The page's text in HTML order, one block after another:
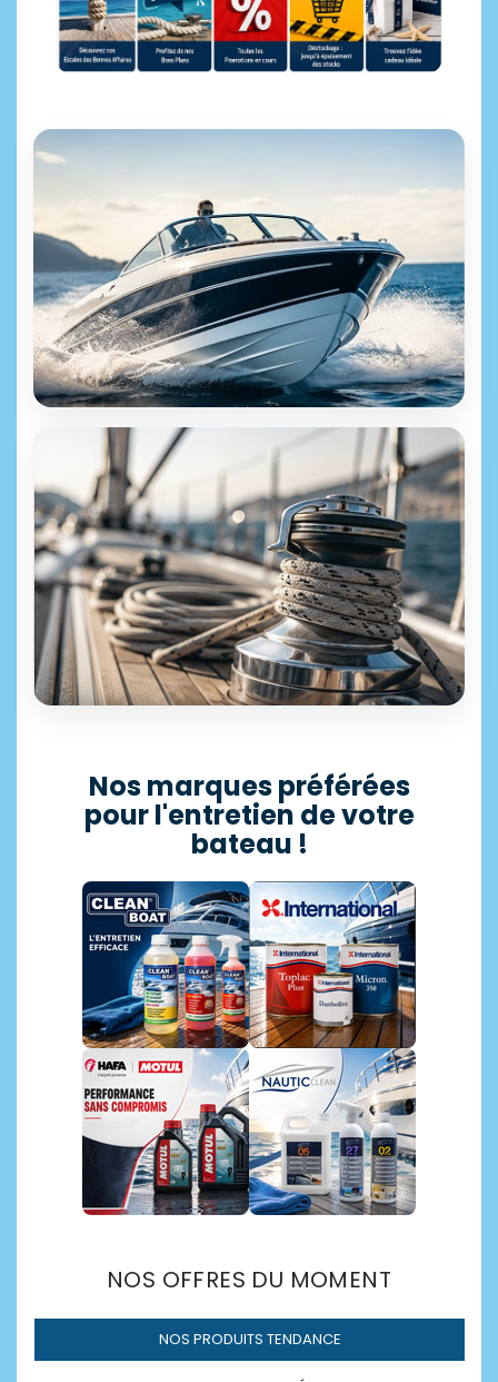
ÉQUIPEMENT & ACCESSOIRES
+25 000 références disponibles
Motonautisme
Découvrir →
Accastillage
11 500 articles en stock
Découvrir →
Nos marques préférées
pour l'entretien de votre
bateau !
NOS OFFRES DU MOMENT
NOS PRODUITS TENDANCE